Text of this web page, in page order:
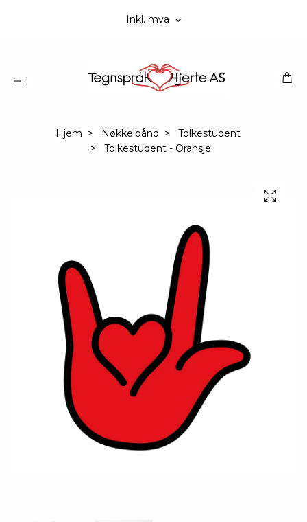
Inkl. mva
Hjem Nøkkelbånd
Tolkestudent
Tolkestudent - Oransje